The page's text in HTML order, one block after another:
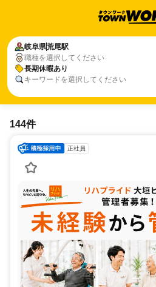
岐阜県荒尾駅
職種を選択してください
長期休暇あり
キーワードを選択してください
144件
正社員